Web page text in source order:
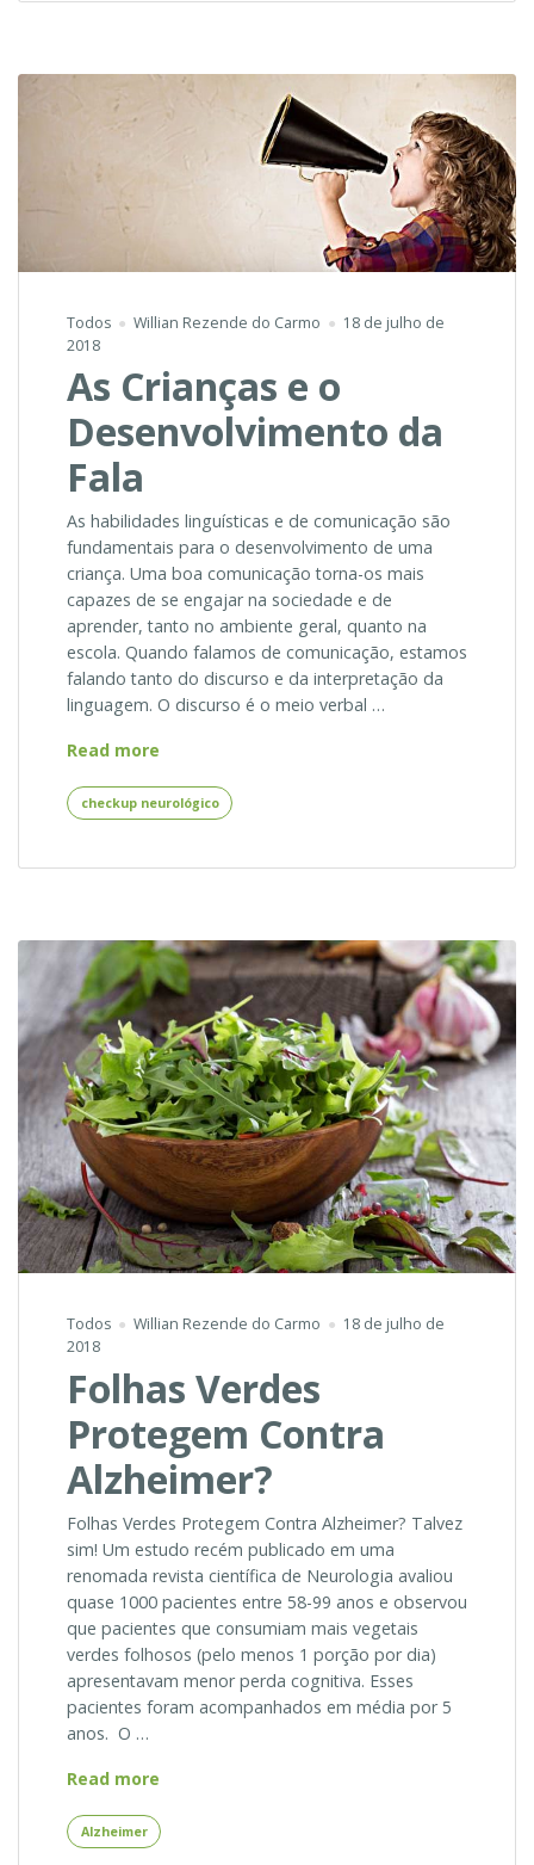
Todos Willian Rezende do Carmo
18 de julho de
2018
As Crianças e o
Desenvolvimento da
Fala
As habilidades linguísticas e de comunicação são
fundamentais para o desenvolvimento de uma
criança. Uma boa comunicação torna-os mais
capazes de se engajar na sociedade e de
aprender, tanto no ambiente geral, quanto na
escola. Quando falamos de comunicação, estamos
falando tanto do discurso e da interpretação da
linguagem. O discurso é o meio verbal …
Read more
e
o
checkup neurológico
Todos Willian Rezende do Carmo
18 de julho de
2018
Folhas Verdes
Protegem Contra
Alzheimer?
Folhas Verdes Protegem Contra Alzheimer? Talvez
sim! Um estudo recém publicado em uma
renomada revista científica de Neurologia avaliou
quase 1000 pacientes entre 58-99 anos e observou
que pacientes que consumiam mais vegetais
verdes folhosos (pelo menos 1 porção por dia)
apresentavam menor perda cognitiva. Esses
pacientes foram acompanhados em média por 5
anos. O …
Read more
Protegem
Alzheimer